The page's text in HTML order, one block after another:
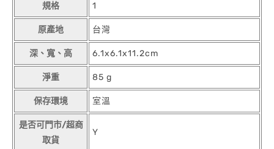
規格 1
原產地 台灣
深、寬、高 6.1x6.1x11.2cm
淨重 85 g
保存環境 室溫
是否可門市/超商
取貨
Y